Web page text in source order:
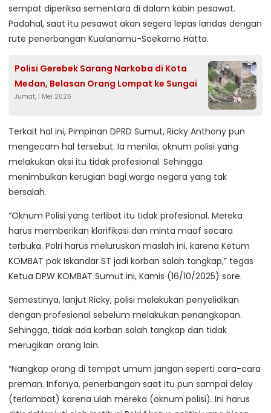
sempat diperiksa sementara di dalam kabin pesawat.
Padahal, saat itu pesawat akan segera lepas landas dengan
rute penerbangan Kualanamu-Soekarno Hatta.
Polisi Gerebek Sarang Narkoba di Kota
Medan, Belasan Orang Lompat ke Sungai
Jumat, 1 Mei 2026
Terkait hal ini, Pimpinan DPRD Sumut, Ricky Anthony pun
mengecam hal tersebut. Ia menilai, oknum polisi yang
melakukan aksi itu tidak profesional. Sehingga
menimbulkan kerugian bagi warga negara yang tak
bersalah.
“Oknum Polisi yang terlibat itu tidak profesional. Mereka
harus memberikan klarifikasi dan minta maaf secara
terbuka. Polri harus meluruskan maslah ini, karena Ketum
KOMBAT pak Iskandar ST jadi korban salah tangkap,” tegas
Ketua DPW KOMBAT Sumut ini, Kamis (16/10/2025) sore.
Semestinya, lanjut Ricky, polisi melakukan penyelidikan
dengan profesional sebelum melakukan penangkapan.
Sehingga, tidak ada korban salah tangkap dan tidak
merugikan orang lain.
“Nangkap orang di tempat umum jangan seperti cara-cara
preman. Infonya, penerbangan saat itu pun sampai delay
(terlambat) karena ulah mereka (oknum polisi). Ini harus